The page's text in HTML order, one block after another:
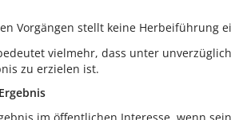
Vorgängen stellt keine Herbeiführung
vielmehr, dass unter
zu erzielen ist.